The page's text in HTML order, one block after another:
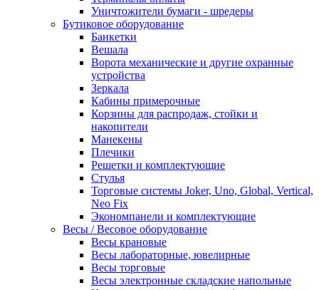
Уничтожители бумаги - шредеры
Бутиковое оборудование
Банкетки
Вешала
Ворота механические и другие охранные
устройства
Зеркала
Кабины примерочные
Корзины для распродаж, стойки и
накопители
Манекены
Плечики
Решетки и комплектующие
Стулья
Торговые системы Joker, Uno, Global, Vertical,
Neo Fix
Экономпанели и комплектующие
Весы / Весовое оборудование
Весы крановые
Весы лабораторные, ювелирные
Весы торговые
Весы электронные складские напольные